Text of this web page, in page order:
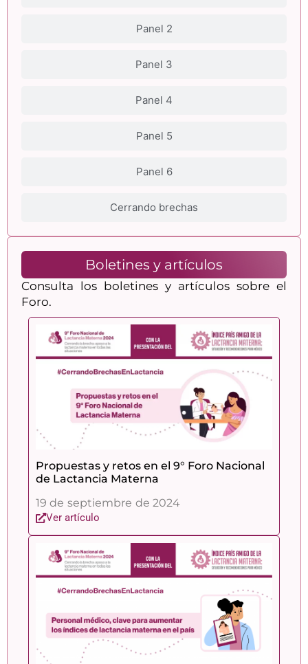
Panel 2
Panel 3
Panel 4
Panel 5
Panel 6
Cerrando brechas
Boletines y artículos
Consulta los boletines y artículos sobre el
Foro.
Propuestas y retos en el 9° Foro Nacional
de Lactancia Materna
19 de septiembre de 2024
Ver artículo